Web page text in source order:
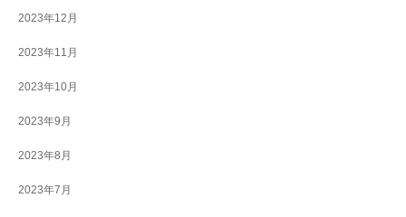
2023年12月
2023年11月
2023年10月
2023年9月
2023年8月
2023年7月